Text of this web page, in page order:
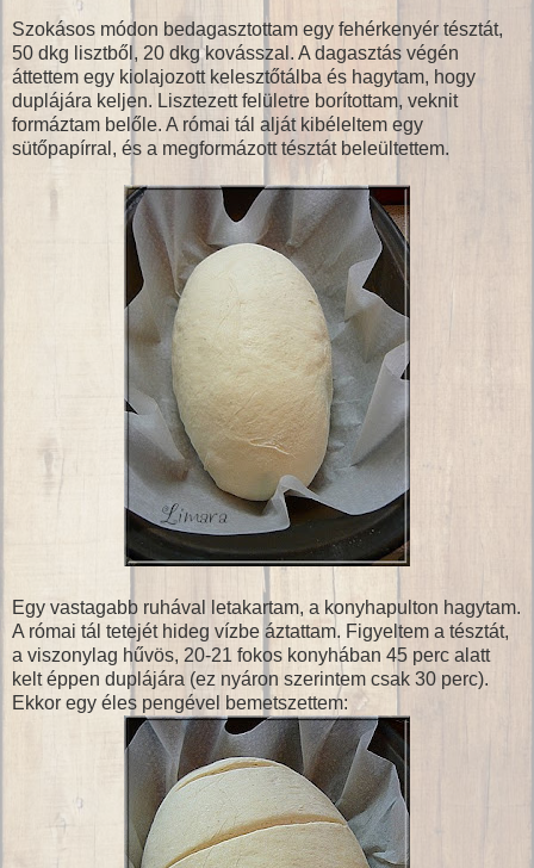
Szokásos módon bedagasztottam egy fehérkenyér tésztát,
50 dkg lisztből, 20 dkg kovásszal. A dagasztás végén
áttettem egy kiolajozott kelesztőtálba és hagytam, hogy
duplájára keljen. Lisztezett felületre borítottam, veknit
formáztam belőle. A római tál alját kibéleltem egy
sütőpapírral, és a megformázott tésztát beleültettem.
Egy vastagabb ruhával letakartam, a konyhapulton hagytam.
A római tál tetejét hideg vízbe áztattam. Figyeltem a tésztát,
a viszonylag hűvös, 20-21 fokos konyhában 45 perc alatt
kelt éppen duplájára (ez nyáron szerintem csak 30 perc).
Ekkor egy éles pengével bemetszettem: